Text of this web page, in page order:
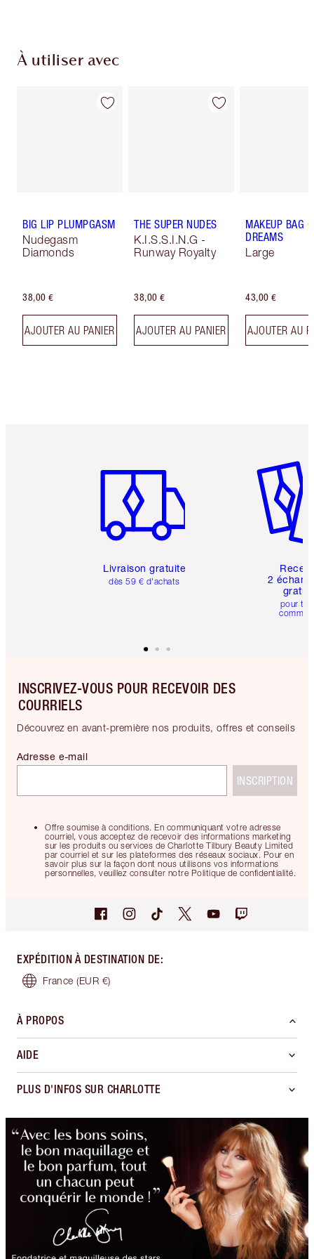
À utiliser avec
BIG LIP PLUMPGASM
Nudegasm
Diamonds
38,00 €
AJOUTER AU PANIER
THE SUPER NUDES
K.I.S.S.I.N.G -
Runway Royalty
38,00 €
AJOUTER AU PANIER
MAKEUP BAG
DREAMS
Large
43,00 €
AJOUTER AU
Livraison gratuite
dès 59 € d'achats
2
pour
INSCRIVEZ-VOUS POUR RECEVOIR DES
COURRIELS
Découvrez en avant-première nos produits, offres et conseils
Offre soumise à conditions. En communiquant votre adresse
courriel, vous acceptez de recevoir des informations marketing
sur les produits ou services de Charlotte Tilbury Beauty Limited
par courriel et sur les plateformes des réseaux sociaux. Pour en
savoir plus sur la façon dont nous utilisons vos informations
personnelles, veuillez consulter notre Politique de confidentialité.
Adresse e-mail
INSCRIPTION
EXPÉDITION À DESTINATION DE:
France (EUR €)
À PROPOS
AIDE
PLUS D'INFOS SUR CHARLOTTE